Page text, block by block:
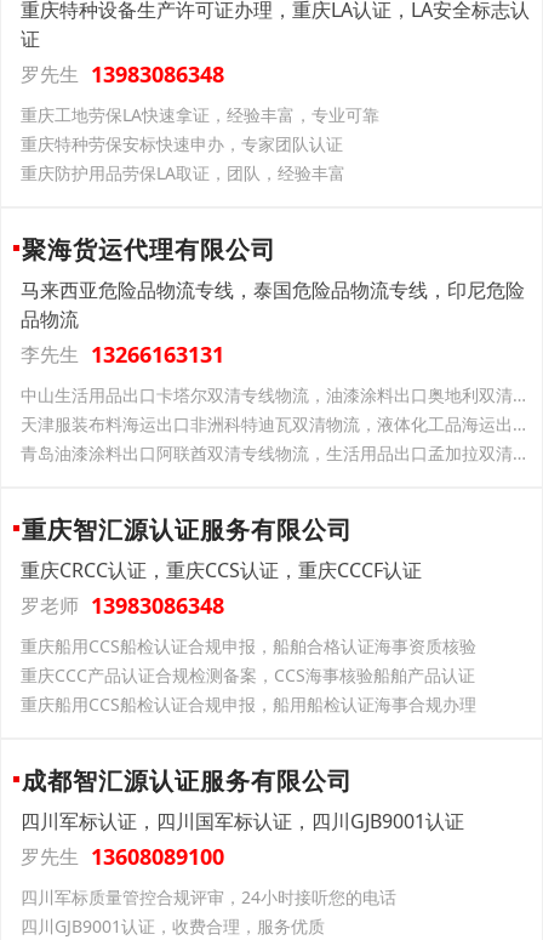
重庆特种设备生产许可证办理，重庆LA认证，LA安全标志认
证
罗先生 13983086348
重庆工地劳保LA快速拿证，经验丰富，专业可靠
重庆特种劳保安标快速申办，专家团队认证
重庆防护用品劳保LA取证，团队，经验丰富
聚海货运代理有限公司
马来西亚危险品物流专线，泰国危险品物流专线，印尼危险
品物流
李先生 13266163131
中山生活用品出口卡塔尔双清专线物流，油漆涂料出口奥地利双清专线物流
天津服装布料海运出口非洲科特迪瓦双清物流，液体化工品海运出口印度双清专线物流
青岛油漆涂料出口阿联酋双清专线物流，生活用品出口孟加拉双清专线物流
重庆智汇源认证服务有限公司
重庆CRCC认证，重庆CCS认证，重庆CCCF认证
罗老师 13983086348
重庆船用CCS船检认证合规申报，船舶合格认证海事资质核验
重庆CCC产品认证合规检测备案，CCS海事核验船舶产品认证
重庆船用CCS船检认证合规申报，船用船检认证海事合规办理
成都智汇源认证服务有限公司
四川军标认证，四川国军标认证，四川GJB9001认证
罗先生 13608089100
四川军标质量管控合规评审，24小时接听您的电话
四川GJB9001认证，收费合理，服务优质